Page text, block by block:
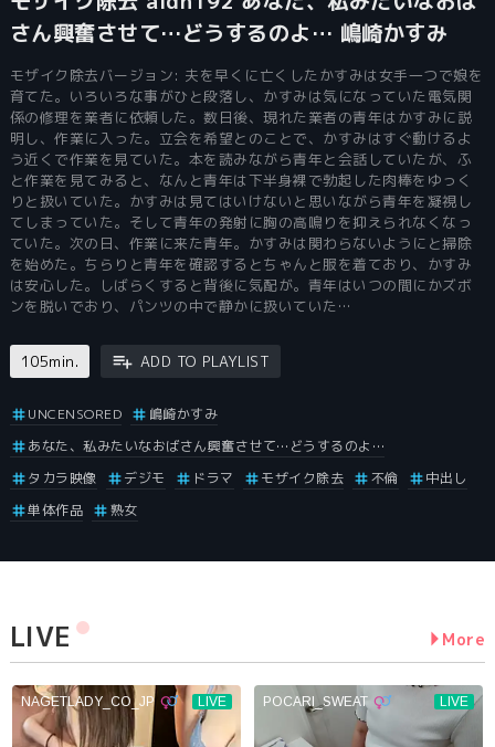
さん興奮させて…どうするのよ… 嶋崎かすみ
モザイク除去バージョン: 夫を早くに亡くしたかすみは女手一つで娘を
育てた。いろいろな事がひと段落し、かすみは気になっていた電気関
係の修理を業者に依頼した。数日後、現れた業者の青年はかすみに説
明し、作業に入った。立会を希望とのことで、かすみはすぐ動けるよ
う近くで作業を見ていた。本を読みながら青年と会話していたが、ふ
と作業を見てみると、なんと青年は下半身裸で勃起した肉棒をゆっく
りと扱いていた。かすみは見てはいけないと思いながら青年を凝視し
てしまっていた。そして青年の発射に胸の高鳴りを抑えられなくなっ
ていた。次の日、作業に来た青年。かすみは関わらないようにと掃除
を始めた。ちらりと青年を確認するとちゃんと服を着ており、かすみ
は安心した。しばらくすると背後に気配が。青年はいつの間にかズボ
ンを脱いでおり、パンツの中で静かに扱いていた…
105min. ADD TO PLAYLIST
UNCENSORED
嶋崎かすみ
あなた、私みたいなおばさん興奮させて…どうするのよ…
タカラ映像
デジモ ドラマ モザイク除去 不倫
中出し
単体作品
熟女
LIVE More